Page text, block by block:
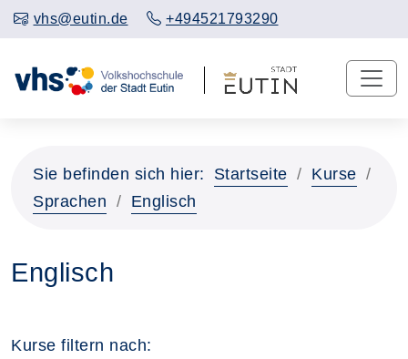
vhs@eutin.de +494521793290
Sie befinden sich hier: Startseite
Kurse
Sprachen
Englisch
Englisch
Kurse filtern nach: